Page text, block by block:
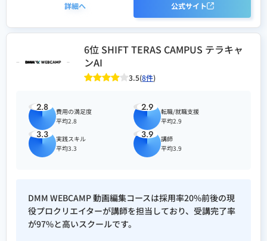
詳細へ 公式サイト
6位 SHIFT TERAS CAMPUS テラキャ
ンAI
3.5(8件)
2.8
費用の満足度
平均2.8
2.9
転職/就職支援
平均2.9
3.3
実践スキル
平均3.3
3.9
講師
平均3.9
DMM WEBCAMP 動画編集コースは採用率20%前後の現
役プロクリエイターが講師を担当しており、受講完了率
が97%と高いスクールです。